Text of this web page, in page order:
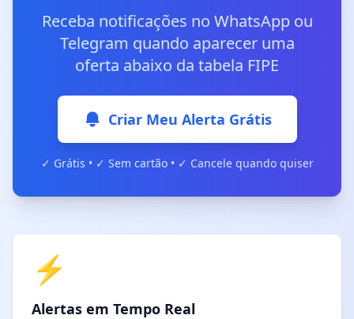
Receba notificações no WhatsApp ou
Telegram quando aparecer uma
oferta abaixo da tabela FIPE
Criar Meu Alerta Grátis
✓ Grátis • ✓ Sem cartão • ✓ Cancele quando quiser
⚡
Alertas em Tempo Real